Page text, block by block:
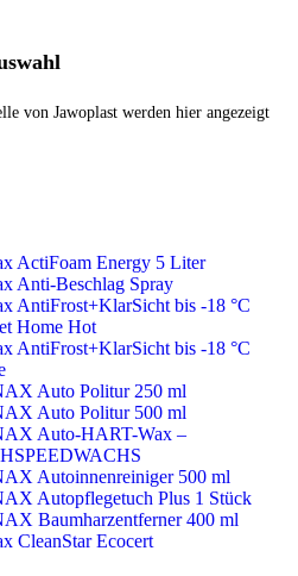
von Jawoplast werden hier angezeigt
ActiFoam Energy 5 Liter
Anti-Beschlag Spray
AntiFrost+KlarSicht bis -18 °C
Home Hot
AntiFrost+KlarSicht bis -18 °C
Auto Politur 250 ml
Auto Politur 500 ml
Auto-HART-Wax –
Autoinnenreiniger 500 ml
Autopflegetuch Plus 1 Stück
Baumharzentferner 400 ml
CleanStar Ecocert